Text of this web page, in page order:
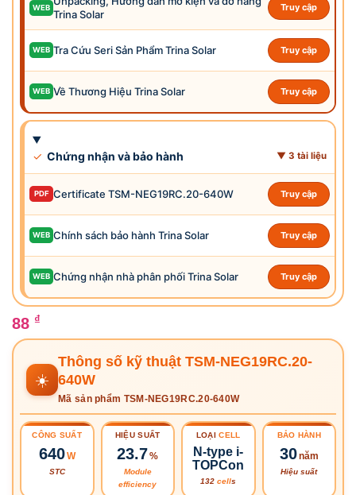
WEB
Trina Solar
Truy cập
WEB Tra Cứu Seri Sản Phẩm Trina Solar Truy cập
WEB Về Thương Hiệu Trina Solar Truy cập
✓ Chứng nhận và bảo hành ▼ 3 tài liệu
PDF Certificate TSM-NEG19RC.20-640W Truy cập
WEB Chính sách bảo hành Trina Solar Truy cập
WEB Chứng nhận nhà phân phối Trina Solar Truy cập
88 ₫
☀️
Thông số kỹ thuật TSM-NEG19RC.20-
640W
Mã sản phẩm TSM-NEG19RC.20-640W
CÔNG SUẤT
640W
STC
HIỆU SUẤT
23.7%
Module
efficiency
LOẠICELL
N-type i-
TOPCon
132cells
BẢO HÀNH
30năm
Hiệu suất